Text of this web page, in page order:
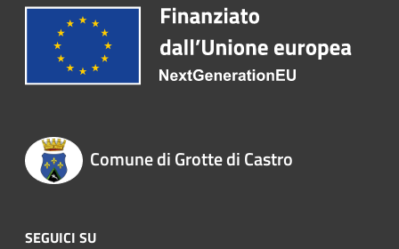
Comune di Grotte di Castro
SEGUICI SU